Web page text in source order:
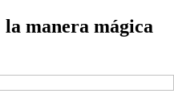
manera mágica